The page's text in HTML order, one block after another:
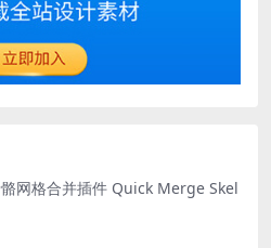
网格合并插件 Quick Merge Skel